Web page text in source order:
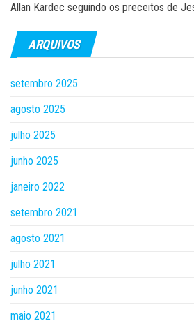
Allan Kardec seguindo os preceitos de
ARQUIVOS
setembro 2025
agosto 2025
julho 2025
junho 2025
janeiro 2022
setembro 2021
agosto 2021
julho 2021
junho 2021
maio 2021